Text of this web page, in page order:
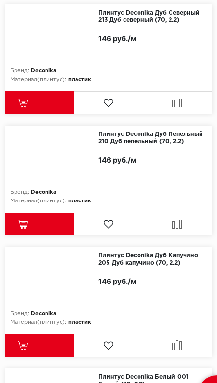
Плинтус Deconika Дуб Северный
213 Дуб северный (70, 2.2)
Бренд:
Deconika
Материал(плинтус): пластик
146 руб./м
Плинтус Deconika Дуб Пепельный
210 Дуб пепельный (70, 2.2)
Бренд:
Deconika
Материал(плинтус): пластик
146 руб./м
Плинтус Deconika Дуб Капучино
205 Дуб капучино (70, 2.2)
Бренд:
Deconika
Материал(плинтус): пластик
146 руб./м
Плинтус Deconika Белый 001